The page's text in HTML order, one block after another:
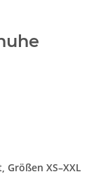
Größen XS–XXL